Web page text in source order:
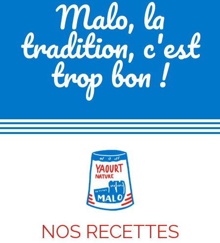
Malo, la
tradition, c'est
trop bon !
NOS RECETTES